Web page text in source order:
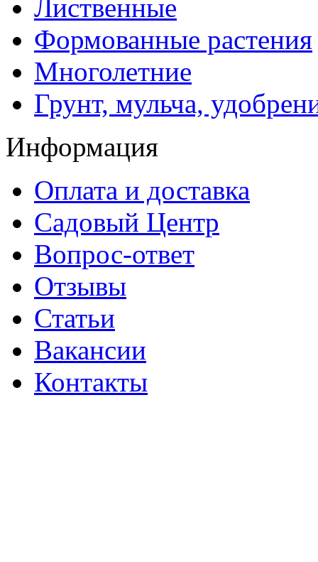
Лиственные
Формованные растения
Многолетние
Грунт, мульча,
Информация
Оплата и доставка
Садовый Центр
Вопрос-ответ
Отзывы
Статьи
Вакансии
Контакты